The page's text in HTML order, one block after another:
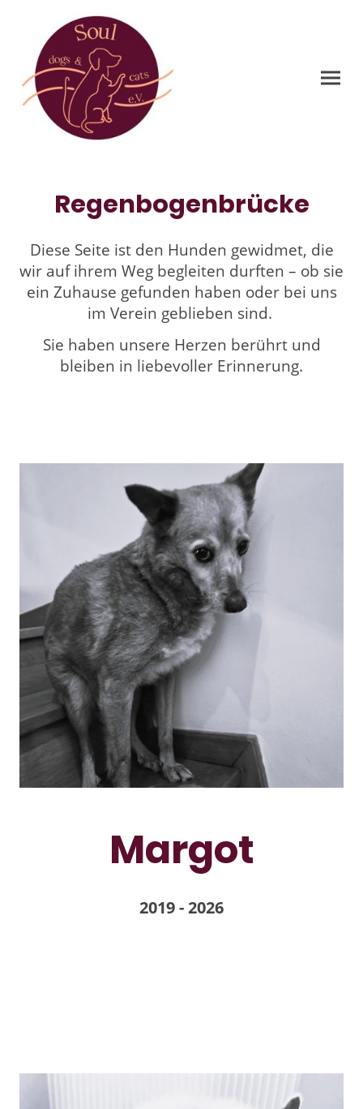
Regenbogenbrücke
Diese Seite ist den Hunden gewidmet, die
wir auf ihrem Weg begleiten durften – ob sie
ein Zuhause gefunden haben oder bei uns
im Verein geblieben sind.
Sie haben unsere Herzen berührt und
bleiben in liebevoller Erinnerung.
Margot
2019 - 2026